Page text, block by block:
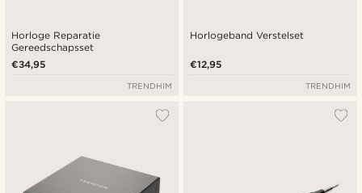
Horloge Reparatie
Gereedschapsset
€34,95
TRENDHIM
Horlogeband Verstelset
€12,95
TRENDHIM